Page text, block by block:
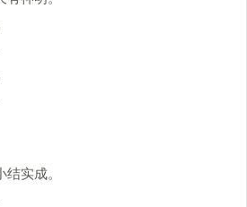
实成。